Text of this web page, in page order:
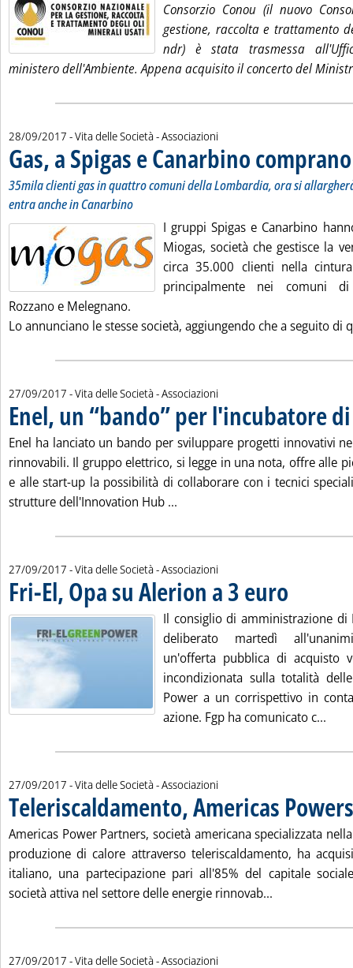
Consorzio Conou (il nuovo
gestione, raccolta e trattamento
ndr) è stata trasmessa
ministero dell'Ambiente. Appena acquisito il concerto del
28/09/2017 - Vita delle Società - Associazioni
Gas, a Spigas e Canarbino
35mila clienti gas in quattro comuni della Lombardia, ora si
entra anche in Canarbino
I gruppi Spigas e Canarbino
Miogas, società che gestisce la
circa 35.000 clienti nella
principalmente nei comuni di
Rozzano e Melegnano.
Lo annunciano le stesse società, aggiungendo che a seguito di
27/09/2017 - Vita delle Società - Associazioni
Enel, un “bando” per l'incubatore
Enel ha lanciato un bando per sviluppare progetti innovativi
rinnovabili. Il gruppo elettrico, si legge in una nota, offre alle
e alle start-up la possibilità di collaborare con i tecnici
strutture dell'Innovation Hub ...
27/09/2017 - Vita delle Società - Associazioni
Fri-El, Opa su Alerion a 3 euro
Il consiglio di amministrazione di
deliberato martedì
un'offerta pubblica di acquisto
incondizionata sulla totalità
Power a un corrispettivo in
azione. Fgp ha comunicato c...
27/09/2017 - Vita delle Società - Associazioni
Teleriscaldamento, Americas
Americas Power Partners, società americana specializzata
produzione di calore attraverso teleriscaldamento, ha
italiano, una partecipazione pari all'85% del capitale
società attiva nel settore delle energie rinnovab...
27/09/2017 - Vita delle Società - Associazioni